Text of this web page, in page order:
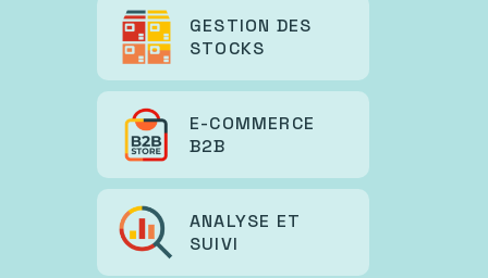
GESTION DES
STOCKS
E-COMMERCE
B2B
ANALYSE ET
SUIVI